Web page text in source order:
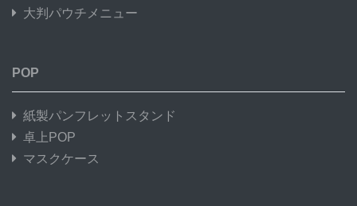
大判パウチメニュー
POP
紙製パンフレットスタンド
卓上POP
マスクケース